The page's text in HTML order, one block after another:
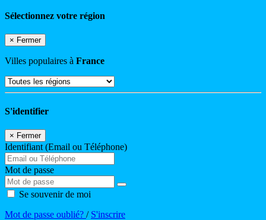
Sélectionnez votre région
× Fermer
Villes populaires à France
S'identifier
× Fermer
Identifiant (Email ou Téléphone)
Mot de passe
Se souvenir de moi
Mot de passe oublié? / S'inscrire